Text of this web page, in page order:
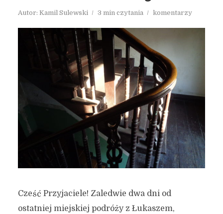
Autor: Kamil Sulewski 3 min czytania komentarzy
Cześć Przyjaciele! Zaledwie dwa dni od
ostatniej miejskiej podróży z Łukaszem,